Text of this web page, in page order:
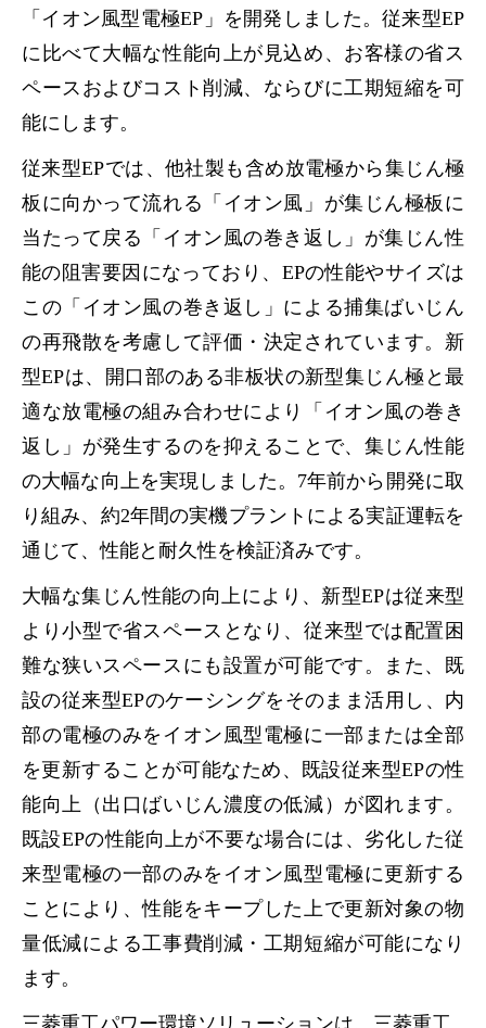
「イオン風型電極EP」を開発しました。従来型EP
に比べて大幅な性能向上が見込め、お客様の省ス
ペースおよびコスト削減、ならびに工期短縮を可
能にします。
従来型EPでは、他社製も含め放電極から集じん極
板に向かって流れる「イオン風」が集じん極板に
当たって戻る「イオン風の巻き返し」が集じん性
能の阻害要因になっており、EPの性能やサイズは
この「イオン風の巻き返し」による捕集ばいじん
の再飛散を考慮して評価・決定されています。新
型EPは、開口部のある非板状の新型集じん極と最
適な放電極の組み合わせにより「イオン風の巻き
返し」が発生するのを抑えることで、集じん性能
の大幅な向上を実現しました。7年前から開発に取
り組み、約2年間の実機プラントによる実証運転を
通じて、性能と耐久性を検証済みです。
大幅な集じん性能の向上により、新型EPは従来型
より小型で省スペースとなり、従来型では配置困
難な狭いスペースにも設置が可能です。また、既
設の従来型EPのケーシングをそのまま活用し、内
部の電極のみをイオン風型電極に一部または全部
を更新することが可能なため、既設従来型EPの性
能向上（出口ばいじん濃度の低減）が図れます。
既設EPの性能向上が不要な場合には、劣化した従
来型電極の一部のみをイオン風型電極に更新する
ことにより、性能をキープした上で更新対象の物
量低減による工事費削減・工期短縮が可能になり
ます。
三菱重工パワー環境ソリューションは、三菱重工